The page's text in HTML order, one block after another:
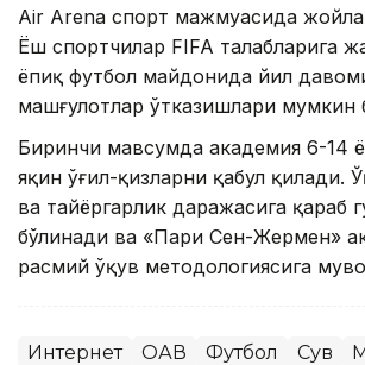
Air Arena спорт мажмуасида
Ёш спортчилар FIFA талабларига
ёпиқ футбол майдонида йил
машғулотлар ўтказишлари мумкин
Биринчи мавсумда академия 6-14
яқин ўғил-қизларни қабул қилади.
ва тайёргарлик даражасига қараб
бўлинади ва «Пари Сен-Жермен»
расмий ўқув методологиясига
Интернет ОАВ Футбол Сув